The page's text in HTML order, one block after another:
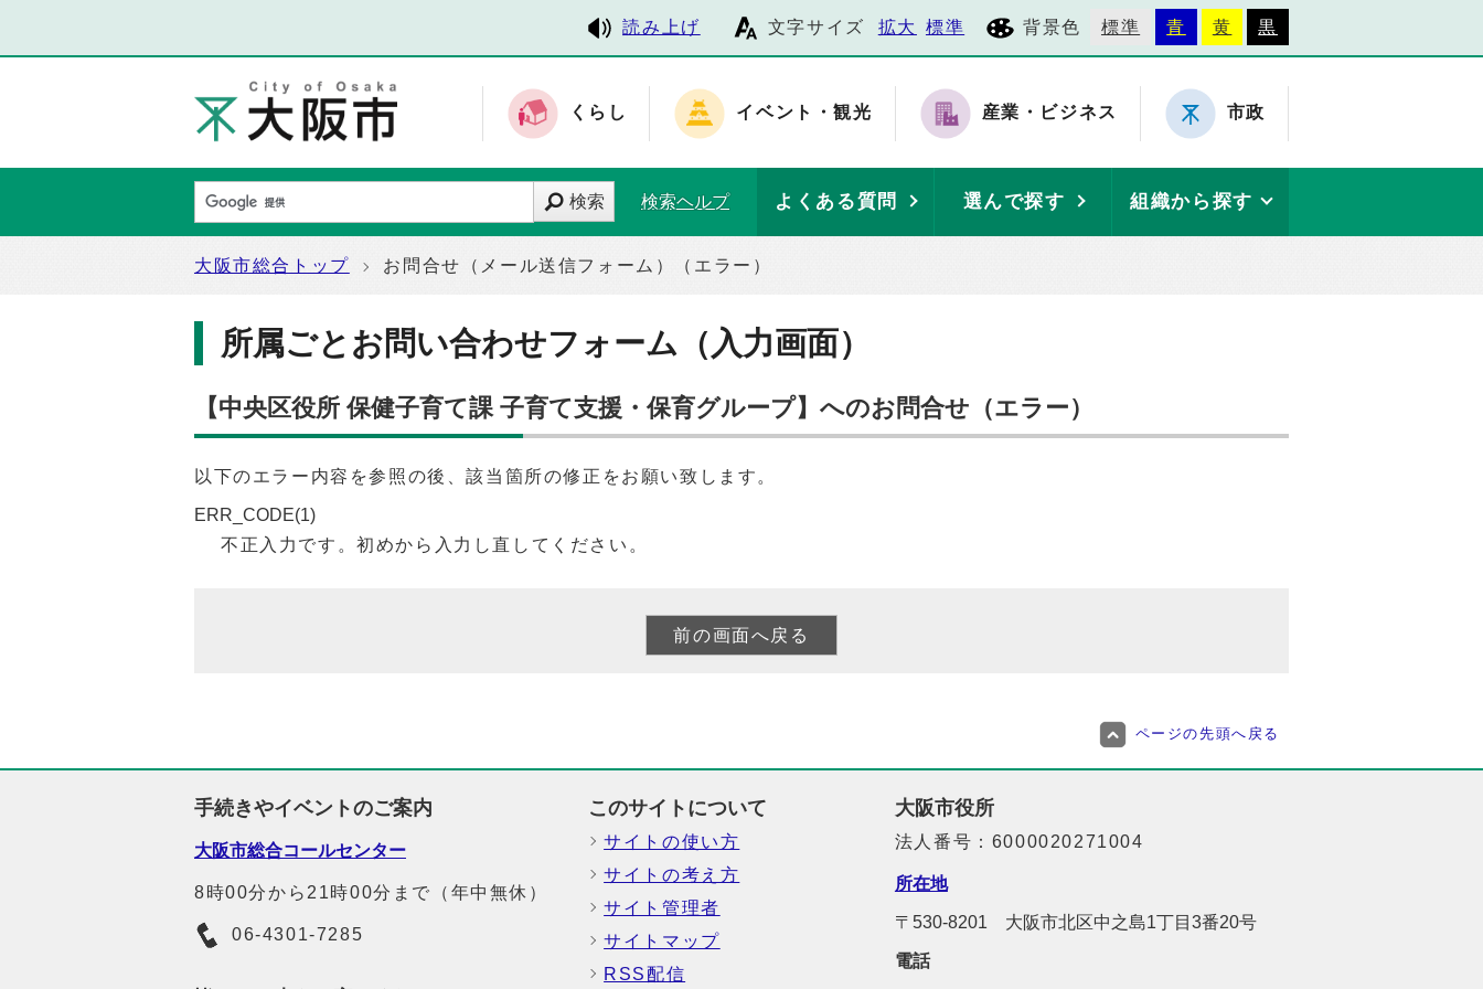
読み上げ 文字サイズ 拡大 標準 背景色 標準 青 黄 黒
くらし イベント・観光 産業・ビジネス 市政
検索 検索ヘルプ よくある質問 選んで探す 組織から探す
大阪市総合トップ お問合せ（メール送信フォーム）（エラー）
所属ごとお問い合わせフォーム（入力画面）
【中央区役所 保健子育て課 子育て支援・保育グループ】へのお問合せ（エラー）
以下のエラー内容を参照の後、該当箇所の修正をお願い致します。
ERR_CODE(1)
不正入力です。初めから入力し直してください。
ページの先頭へ戻る
手続きやイベントのご案内
大阪市総合コールセンター
8時00分から21時00分まで（年中無休）
06-4301-7285
このサイトについて
サイトの使い方
サイトの考え方
サイト管理者
サイトマップ
RSS配信
大阪市役所
法人番号：6000020271004
所在地
〒530-8201 大阪市北区中之島1丁目3番20号
電話